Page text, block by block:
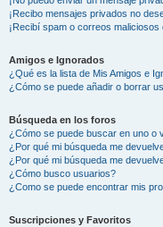
¡Recibo mensajes privados no
¡Recibí spam o correos maliciosos
Amigos e Ignorados
¿Qué es la lista de Mis Amigos e
¿Cómo se puede añadir o borrar
Búsqueda en los foros
¿Cómo se puede buscar en uno o
¿Por qué mi búsqueda me
¿Por qué mi búsqueda me
¿Cómo busco usuarios?
¿Como se puede encontrar mis
Suscripciones y Favoritos